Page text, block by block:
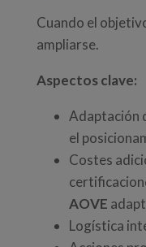
Cuando el
ampliarse.
Aspectos clave:
Adaptación
el
Costes
AOVE
Logística